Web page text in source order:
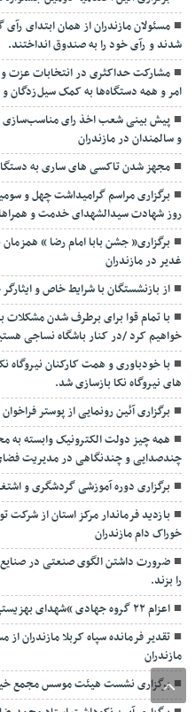
مسئولان مازندران از همان ابتدای
شدند و رآی خود را به صندوق انداختند.
مشارکت حداکثری در انتخابات عزت و
امر و همه دستگاه‌ها به کمک سیل‌زدگان
پیش بینی شعب اخذ رای مناسب‌سازی
و سالمندان در مازندران
مجهز شدن تاکسی های ساری به
روز شهادت سیدالشهدای خدمت و
برگزاری« جشن بابا امام رضا »
غدیر در مازندران
از بازنشستگان با شرایط خاص و
با تمام قوا برای برطرف شدن مشکلات
خواهیم کرد /در کنار باشگاه نساجی
با خودباوری و همت کارکنان نیروگاه
های نیروگاه نکا بازسازی شد.
برگزاری آئین رونمایی از پوستر
همه چیز دولت الکترونیک وابسته به
چندصدایی و چندنگاهی در مدیریت
برگزاری دوره آموزشی گردشگری و
بازدید فرماندار مرکز استان از
خوراک دام مازندران
ضرورت داشتن الگوی صنعتی در صنایع
را بزند.
اعزام ۲۲ گروه جهادی “شهدای بهزیستی” مازندران به مناطق کم برخوردار استان
تقدیر فرمانده سپاه کربلا مازندران
مازندران
برگزاری نشست هیئت موسس مجمع